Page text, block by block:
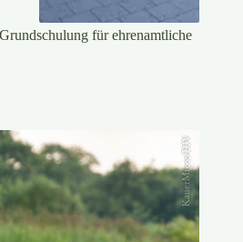
für ehrenamtliche
KauerMross/DJV